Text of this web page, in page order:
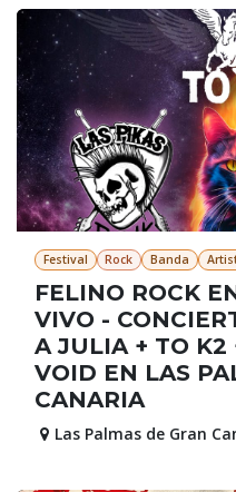
Festival Rock Banda
FELINO ROCK
VIVO -
A JULIA + TO K2
VOID EN LAS
CANARIA
Las Palmas de Gran